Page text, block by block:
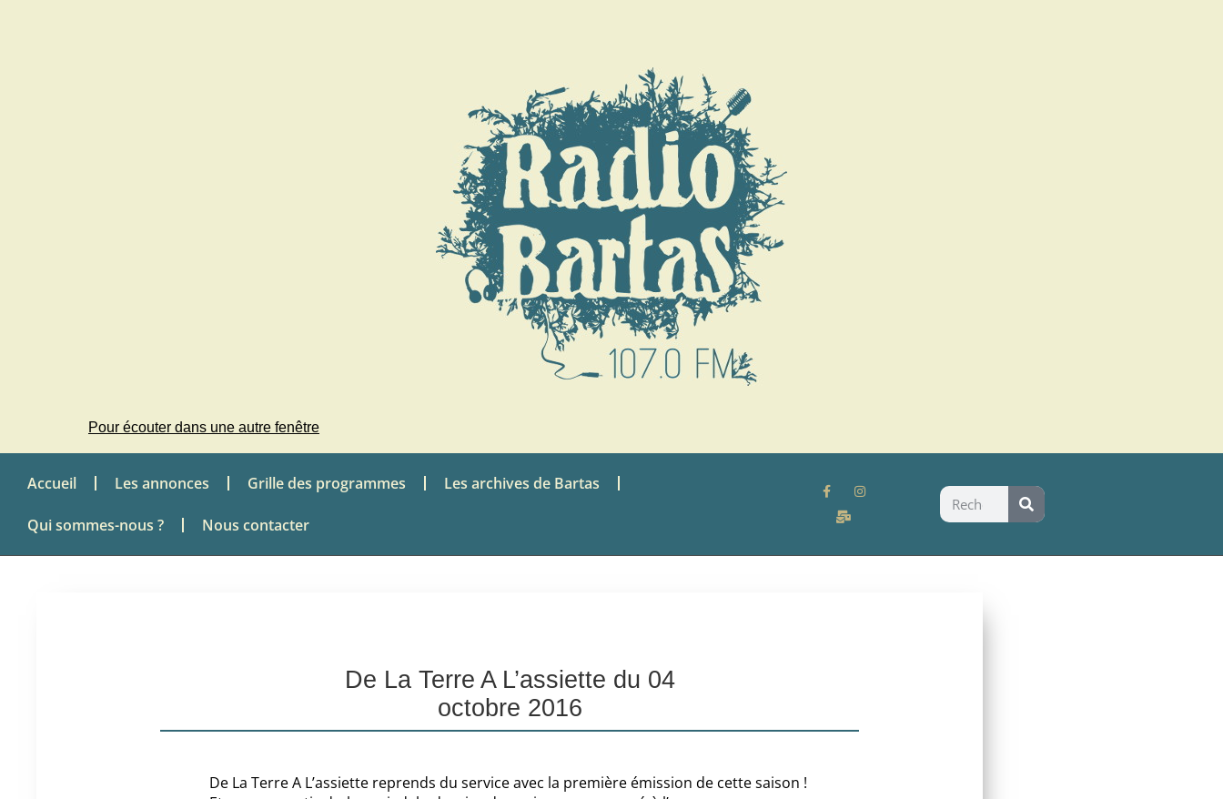
Pour écouter dans une autre fenêtre
Accueil Les annonces Grille des programmes Les archives de Bartas
Qui sommes-nous ? Nous contacter
De La Terre A L’assiette du 04
octobre 2016
De La Terre A L’assiette reprends du service avec la première émission de cette saison !